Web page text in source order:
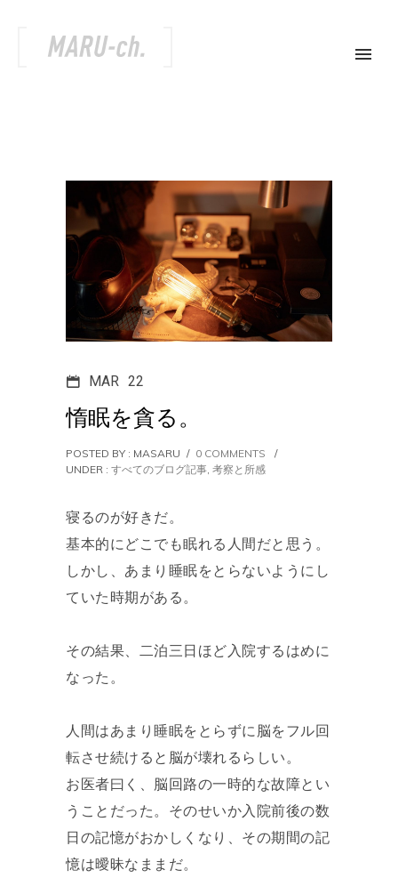
MAR 22
惰眠を貪る。
POSTED BY : MASARU / 0 COMMENTS
/
UNDER : すべてのブログ記事, 考察と所感
寝るのが好きだ。
基本的にどこでも眠れる人間だと思う。
しかし、あまり睡眠をとらないようにし
ていた時期がある。
その結果、二泊三日ほど入院するはめに
なった。
人間はあまり睡眠をとらずに脳をフル回
転させ続けると脳が壊れるらしい。
お医者曰く、脳回路の一時的な故障とい
うことだった。そのせいか入院前後の数
日の記憶がおかしくなり、その期間の記
憶は曖昧なままだ。